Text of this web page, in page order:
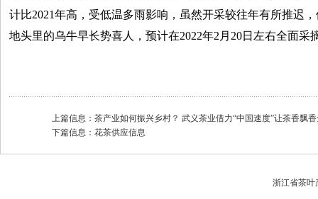
计比2021年高，受低温多雨影响，虽然开采较往年有所推迟
地头里的乌牛早长势喜人，预计在2022年2月20日左右全面采
上篇信息： 茶产业如何振兴乡村？ 武义茶业借力“中国速度”让茶香飘
下篇信息： 花茶供应信息
浙江省茶